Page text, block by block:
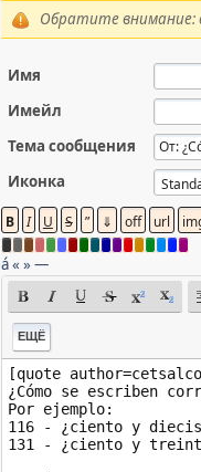
Обратите внимание:
Имя
Имейл
Тема сообщения
Иконка
á« »—
ЕЩЁ